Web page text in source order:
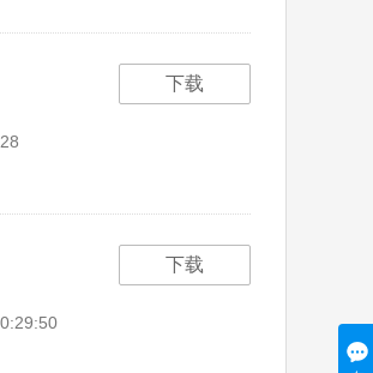
下载
下载